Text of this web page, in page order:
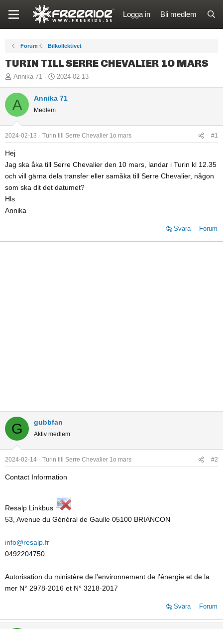
Logga in Bli medlem
Forum Bilkollektivet
TURIN TILL SERRE CHEVALIER 1O MARS
T
r
d
a
r
t
a
r
e
Annika 71
S
t
a
a
u
m
2024-02-13
A Annika 71
Medlem
2024-02-13 Turin till Serre Chevalier 1o mars #1
Hej
Jag ska åka till Serre Chevalier den 10 mars, landar i Turin kl 12.35
och vill gärna dela transfer eller samåka till Serre Chevalier, någon
som ska dit det datumet?
Hls
Annika
Svara Forum
G gubbfan
Aktiv medlem
2024-02-14 Turin till Serre Chevalier 1o mars #2
Contact Information
Resalp Linkbus
53, Avenue du Général de Gaulle 05100 BRIANCON
info@resalp.fr
0492204750
Autorisation du ministère de l'environnement de l'énergie et de la
mer N° 2978-2016 et N° 3218-2017
Svara Forum